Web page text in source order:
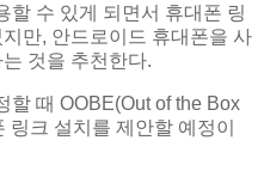
할 수 있게 되면서 휴대폰 링
만, 안드로이드 휴대폰을 사
것을 추천한다.
할 때 OOBE(Out of the Box
크 설치를 제안할 예정이